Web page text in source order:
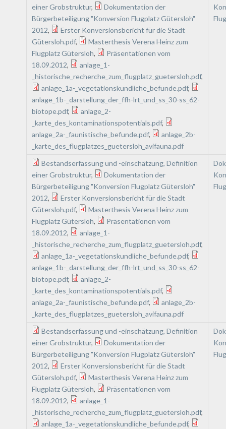
einer Grobstruktur,
Dokumentation der
Bürgerbeteiligung "Konversion Flugplatz Gütersloh"
2012,
Erster Konversionsbericht für die Stadt
Gütersloh.pdf,
Masterthesis Verena Heinz zum
Flugplatz Gütersloh,
Präsentationen vom
18.09.2012,
anlage_1-
_historische_recherche_zum_flugplatz_guetersloh.pdf,
anlage_1a-_vegetationskundliche_befunde.pdf,
anlage_1b-_darstellung_der_ffh-lrt_und_ss_30-ss_62-
biotope.pdf,
anlage_2-
_karte_des_kontaminationspotentials.pdf,
anlage_2a-_faunistische_befunde.pdf,
anlage_2b-
_karte_des_flugplatzes_guetersloh_avifauna.pdf
Bestandserfassung und -einschätzung, Definition
einer Grobstruktur,
Dokumentation der
Bürgerbeteiligung "Konversion Flugplatz Gütersloh"
2012,
Erster Konversionsbericht für die Stadt
Gütersloh.pdf,
Masterthesis Verena Heinz zum
Flugplatz Gütersloh,
Präsentationen vom
18.09.2012,
anlage_1-
_historische_recherche_zum_flugplatz_guetersloh.pdf,
anlage_1a-_vegetationskundliche_befunde.pdf,
anlage_1b-_darstellung_der_ffh-lrt_und_ss_30-ss_62-
biotope.pdf,
anlage_2-
_karte_des_kontaminationspotentials.pdf,
anlage_2a-_faunistische_befunde.pdf,
anlage_2b-
_karte_des_flugplatzes_guetersloh_avifauna.pdf
Bestandserfassung und -einschätzung, Definition
einer Grobstruktur,
Dokumentation der
Bürgerbeteiligung "Konversion Flugplatz Gütersloh"
2012,
Erster Konversionsbericht für die Stadt
Gütersloh.pdf,
Masterthesis Verena Heinz zum
Flugplatz Gütersloh,
Präsentationen vom
18.09.2012,
anlage_1-
_historische_recherche_zum_flugplatz_guetersloh.pdf,
anlage_1a-_vegetationskundliche_befunde.pdf,